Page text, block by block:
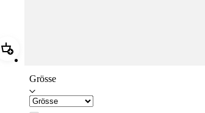
Hinzufügen Rapha Cap II
Grösse